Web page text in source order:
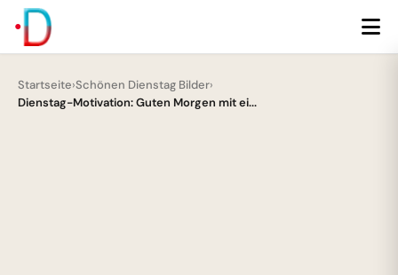
Startseite›Schönen Dienstag Bilder›
Dienstag-Motivation: Guten Morgen mit ei...